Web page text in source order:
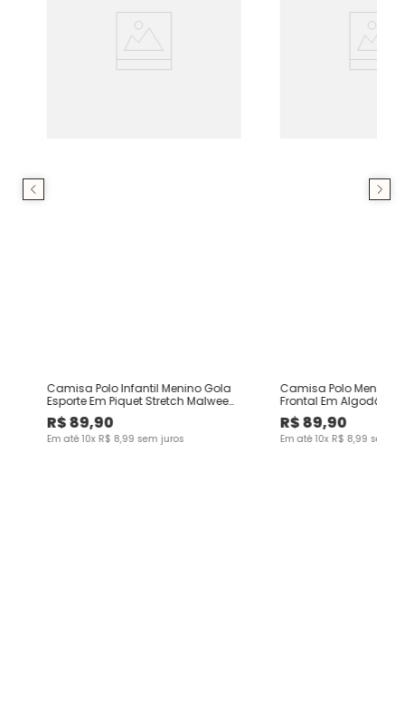
Camisa Polo Infantil Menino Gola
Esporte Em Piquet Stretch Malwee
Kids
R$89,90
Em até10xR$ 8,99 sem juros
Camisa Polo Menino
Frontal Em Algodão -
R$89,90
Em até10x R$ 8,99 sem